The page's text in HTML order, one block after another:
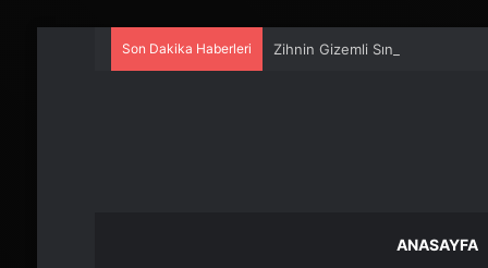
Son Dakika Haberleri Zihnin Gizemli Sınırları ve Ötesi
ANASAYFA